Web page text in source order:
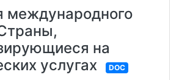
международного
на
услугах
DOC